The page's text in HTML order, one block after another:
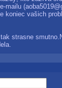
koniec vašich
strasne